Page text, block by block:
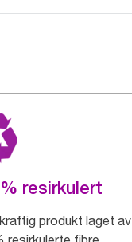
resirkulert
produkt laget av